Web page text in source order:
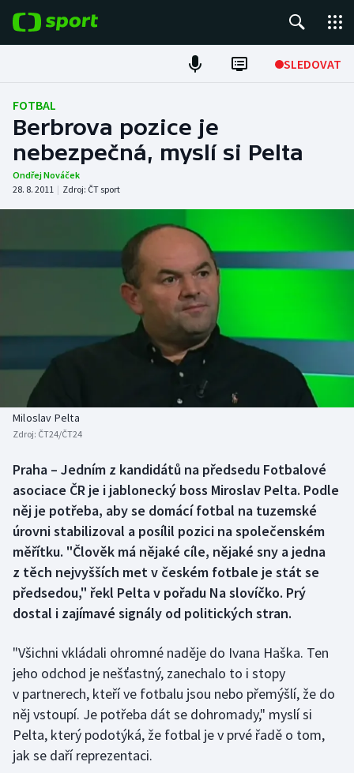
SLEDOVAT
Fotbal
Hokej
Tenis
Atletika
Cyklistika
Baseball a softbal
Basketbal
Biatlon
Boby a skeleton
Box
Curling
Dostihy
Futsal
Golf
Gymnastika
Soutěže
Historické návraty
Aplikace ČT sport
AZ kvíz
FOTBAL
Berbrova pozice je
nebezpečná, myslí si Pelta
Ondřej Nováček
28. 8. 2011 | Zdroj: ČT sport
Miloslav Pelta
Zdroj: ČT24/ČT24
Praha – Jedním z kandidátů na předsedu Fotbalové
asociace ČR je i jablonecký boss Miroslav Pelta. Podle
něj je potřeba, aby se domácí fotbal na tuzemské
úrovni stabilizoval a posílil pozici na společenském
měřítku. "Člověk má nějaké cíle, nějaké sny a jedna
z těch nejvyšších met v českém fotbale je stát se
předsedou," řekl Pelta v pořadu Na slovíčko. Prý
dostal i zajímavé signály od politických stran.
"Všichni vkládali ohromné naděje do Ivana Haška. Ten
jeho odchod je nešťastný, zanechalo to i stopy
v partnerech, kteří ve fotbalu jsou nebo přemýšlí, že do
něj vstoupí. Je potřeba dát se dohromady," myslí si
Pelta, který podotýká, že fotbal je v prvé řadě o tom,
jak se daří reprezentaci.